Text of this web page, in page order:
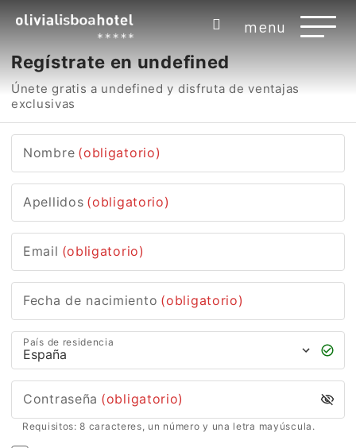
menu
Regístrate en undefined
Únete gratis a undefined y disfruta de ventajas
exclusivas
Nombre (obligatorio)
Apellidos (obligatorio)
Email (obligatorio)
Fecha de nacimiento (obligatorio)
País de residencia
Contraseña (obligatorio)
Requisitos: 8 caracteres, un número y una letra mayúscula.